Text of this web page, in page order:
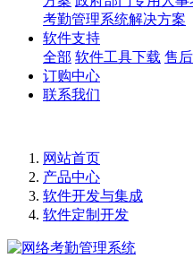
考勤管理系统解决方案
软件支持
全部 软件工具下载 售
订购中心
联系我们
网站首页
产品中心
软件开发与集成
软件定制开发